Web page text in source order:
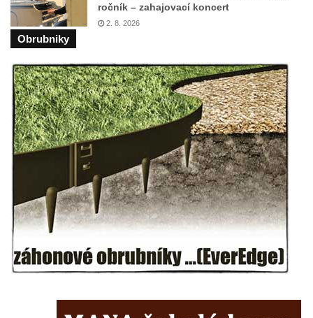
Kaňkov
Milešovka
Radobýl
Švarcvaldská skalní brána ve Skalním
divadle u Hamru na Jezeře
Bořeňská vyhlídka na Radovesické výsypce
Geopark VlnoKam u Brozan nad Ohří
Jeskyně Pusté kostely u Svitavy
Skalní brána u Svojkova
Vyhlídka ve Svojkovských skalách
Vyhlídka pod Tisovým vrchem u Svojkova
Skalní okna Kolonáda u Svojkova
ročník – zahajovací koncert
2. 8. 2026
Obrubniky